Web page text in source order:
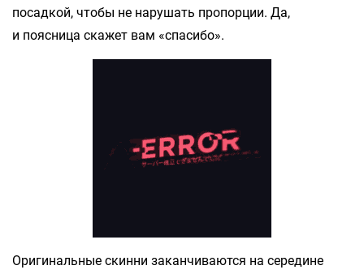
посадкой, чтобы не нарушать пропорции. Да,
и поясница скажет вам «спасибо».
Оригинальные скинни заканчиваются на середине